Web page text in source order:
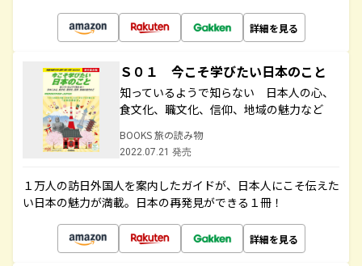
詳細を見る
Ｓ０１ 今こそ学びたい日本のこと
知っているようで知らない 日本人の心、
食文化、職文化、信仰、地域の魅力など
BOOKS 旅の読み物
2022.07.21 発売
１万人の訪日外国人を案内したガイドが、日本人にこそ伝えた
い日本の魅力が満載。日本の再発見ができる１冊！
詳細を見る